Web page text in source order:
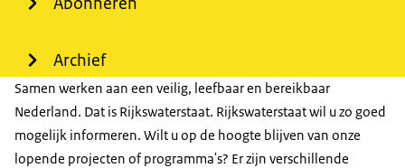
Archief
Samen werken aan een veilig, leefbaar en bereikbaar
Nederland. Dat is Rijkswaterstaat. Rijkswaterstaat wil u zo goed
mogelijk informeren. Wilt u op de hoogte blijven van onze
lopende projecten of programma's? Er zijn verschillende